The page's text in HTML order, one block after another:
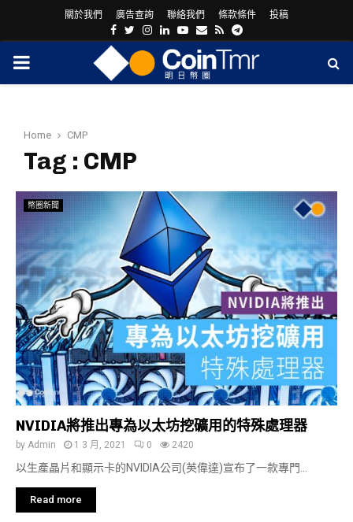
關於我們 廣告查詢 聯絡我們 條款條件 投稿
Facebook
Twitter
Instagram
LinkedinYoutube
Email
RssTelegram
PRIMARY
Home CMP
Tag : CMP
幣圈新聞
NVIDIA將推出專為以太坊挖礦用的特殊處理器
by Admin 1 3 月, 2021 0 2420
以生產晶片和顯示卡的NVIDIA公司(英偉達)宣布了一款專門...
Read more